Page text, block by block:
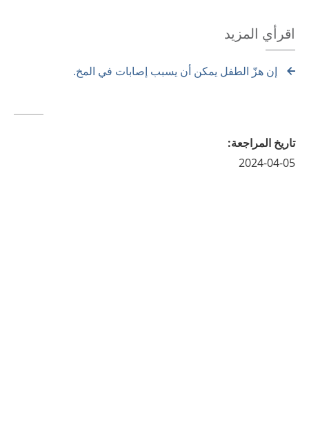
اقرأي المزيد
إن هزّ الطفل يمكن أن يسبب إصابات في المخ.
تاريخ المراجعة:
2024-04-05